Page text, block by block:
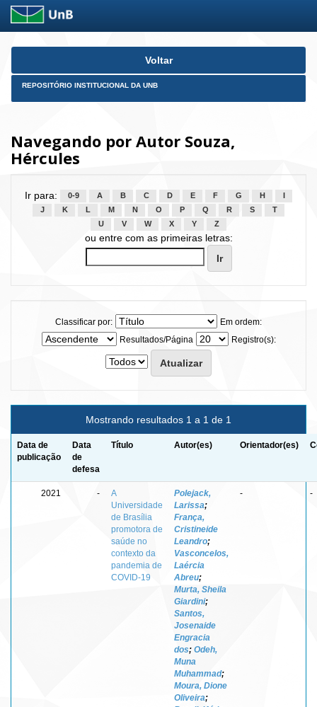
Skip
Voltar
REPOSITÓRIO INSTITUCIONAL DA UNB
Navegando por Autor Souza,
Hércules
Ir para: 0-9 A B C D E F G H
J
K L M N O P Q R S
T
U
V W X Y Z
ou entre com as primeiras letras:
Classificar por:
Em ordem:
Resultados/Página
Registro(s):
Mostrando resultados 1 a 1 de 1
Data de
publicação
Data
de
defesa
Título Autor(es) Orientador(es)
2021 -
A
Universidade
de Brasília
promotora de
saúde no
contexto da
pandemia de
COVID-19
Polejack,
Larissa;
França,
Cristineide
Leandro;
Vasconcelos,
Laércia
Abreu;
Murta, Sheila
Giardini;
Santos,
Josenaide
Engracia
dos; Odeh,
Muna
Muhammad;
Moura, Dione
Oliveira;
- -